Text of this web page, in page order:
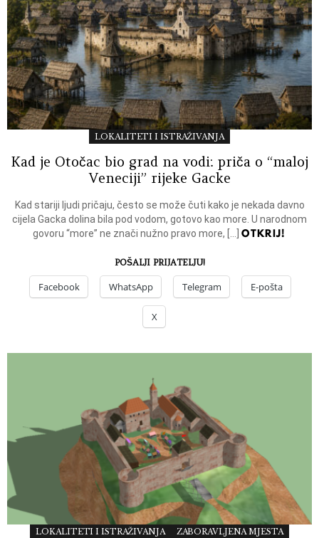
LOKALITETI I ISTRAŽIVANJA
Kad je Otočac bio grad na vodi: priča o “maloj
Veneciji” rijeke Gacke
Kad stariji ljudi pričaju, često se može čuti kako je nekada davno
cijela Gacka dolina bila pod vodom, gotovo kao more. U narodnom
govoru “more” ne znači nužno pravo more, […]OTKRIJ!
POŠALJI PRIJATELJU!
Facebook WhatsApp Telegram E-pošta
X
LOKALITETI I ISTRAŽIVANJA ZABORAVLJENA MJESTA